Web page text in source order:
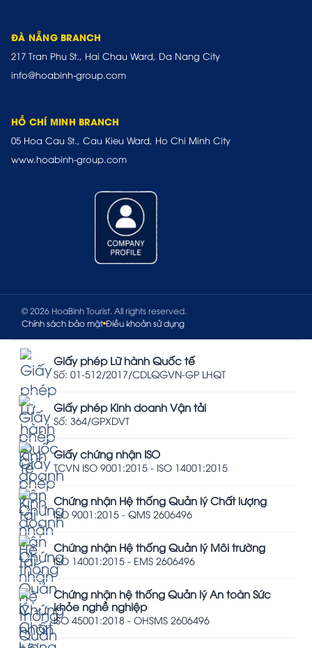
ĐÀ NẴNG BRANCH
217 Tran Phu St., Hai Chau Ward, Da Nang City
info@hoabinh-group.com
HỒ CHÍ MINH BRANCH
05 Hoa Cau St., Cau Kieu Ward, Ho Chi Minh City
www.hoabinh-group.com
© 2026 HoaBinh Tourist. All rights reserved.
Chính sách bảo mật Điều khoản sử dụng
Giấy phép Lữ hành Quốc tế
Số: 01-512/2017/CDLQGVN-GP LHQT
Giấy phép Kinh doanh Vận tải
Số: 364/GPXDVT
Giấy chứng nhận ISO
TCVN ISO 9001:2015 - ISO 14001:2015
Chứng nhận Hệ thống Quản lý Chất lượng
ISO 9001:2015 - QMS 2606496
Chứng nhận Hệ thống Quản lý Môi trường
ISO 14001:2015 - EMS 2606496
Chứng nhận hệ thống Quản lý An toàn Sức
khỏe nghề nghiệp
ISO 45001:2018 - OHSMS 2606496